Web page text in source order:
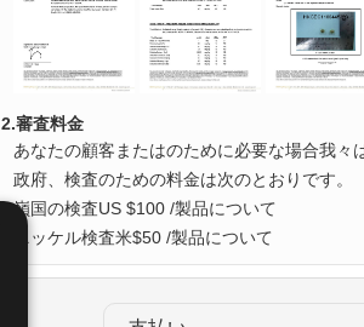
2.審査料金
あなたの顧客またはのために必要な場合我
政府、検査のための料金は次のとおりです。
嶺国の検査US $100 /製品について
ニッケル検査米$50 /製品について